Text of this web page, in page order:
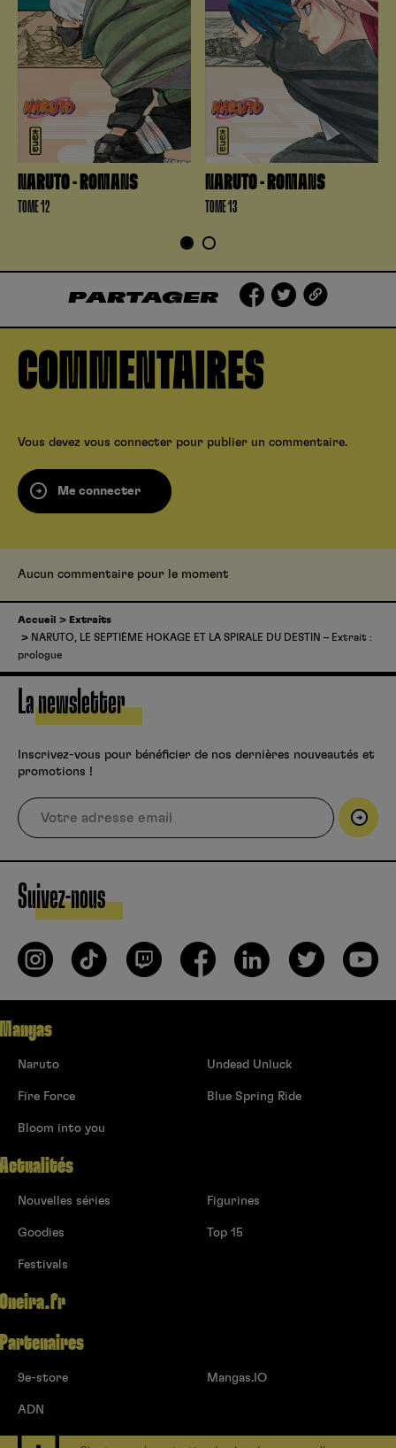
NARUTO - ROMANS
TOME 12
NARUTO - ROMANS
TOME 13
1 2
PARTAGER
COMMENTAIRES
Vous devez vous connecter pour publier un commentaire.
Me connecter
Aucun commentaire pour le moment
Accueil
Extraits
NARUTO, LE SEPTIÈME HOKAGE ET LA SPIRALE DU DESTIN – Extrait :
prologue
La newsletter
Inscrivez-vous pour bénéficier de nos dernières nouveautés et
promotions !
Suivez-nous
Mangas
Naruto
Fire Force
Bloom into you
Undead Unluck
Blue Spring Ride
Actualités
Nouvelles séries
Goodies
Festivals
Figurines
Top 15
Oneira.fr
Partenaires
9e-store
ADN
Mangas.IO